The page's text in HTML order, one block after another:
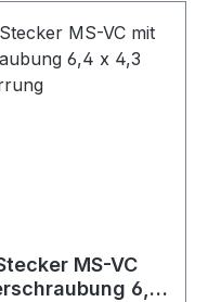
MS-VC
6,4